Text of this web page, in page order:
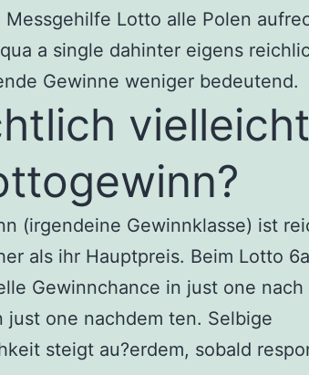
Messgehilfe Lotto alle Polen
a single dahinter eigens
Gewinne weniger bedeutend.
(irgendeine Gewinnklasse) ist
als ihr Hauptpreis. Beim Lotto
Gewinnchance in just one nach
just one nachdem ten. Selbige
steigt au?erdem, sobald